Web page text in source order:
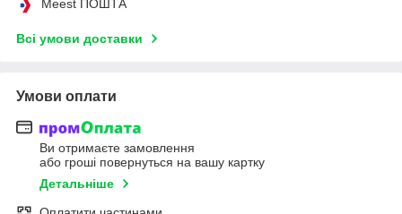
Meest ПОШТА
Всі умови доставки
Умови оплати
Ви отримаєте замовлення
або гроші повернуться на вашу картку
Детальніше